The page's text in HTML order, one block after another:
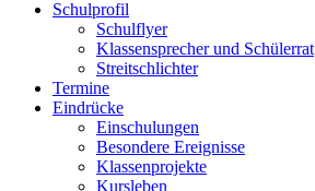
Schulprofil
Schulflyer
Klassensprecher und Schülerrat
Streitschlichter
Termine
Eindrücke
Einschulungen
Besondere Ereignisse
Klassenprojekte
Kursleben